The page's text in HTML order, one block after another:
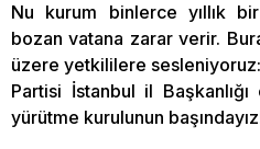
Nu kurum binlerce yıllık
bozan vatana zarar verir.
üzere yetkililere
Partisi İstanbul il
yürütme kurulunun